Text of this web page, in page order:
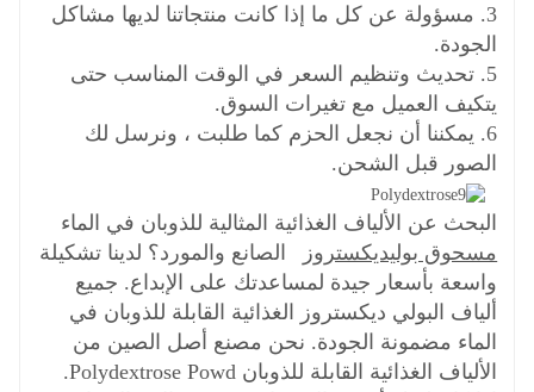
3. مسؤولة عن كل ما إذا كانت منتجاتنا لديها مشاكل
الجودة.
5. تحديث وتنظيم السعر في الوقت المناسب حتى
يتكيف العميل مع تغيرات السوق.
6. يمكننا أن نجعل الحزم كما طلبت ، ونرسل لك
الصور قبل الشحن.
البحث عن الألياف الغذائية المثالية للذوبان في الماء
مسحوق بوليديكستروز
الصانع والمورد؟ لدينا تشكيلة
واسعة بأسعار جيدة لمساعدتك على الإبداع. جميع
ألياف البولي ديكستروز الغذائية القابلة للذوبان في
الماء مضمونة الجودة. نحن مصنع أصل الصين من
الألياف الغذائية القابلة للذوبان Polydextrose Powd.